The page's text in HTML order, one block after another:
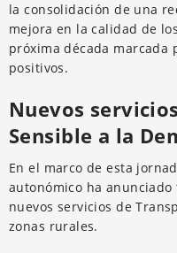
la consolidación de una
mejora en la calidad de
próxima década marcada
positivos.
Nuevos
Sensible a la
En el marco de esta
autonómico ha
nuevos servicios de
zonas rurales.